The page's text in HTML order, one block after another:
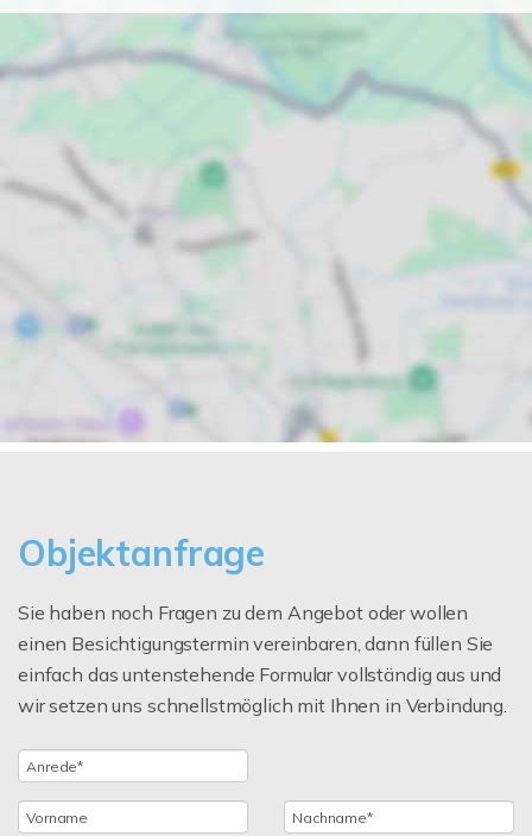
Objektanfrage
Sie haben noch Fragen zu dem Angebot oder wollen
einen Besichtigungstermin vereinbaren, dann füllen Sie
einfach das untenstehende Formular vollständig aus und
wir setzen uns schnellstmöglich mit Ihnen in Verbindung.